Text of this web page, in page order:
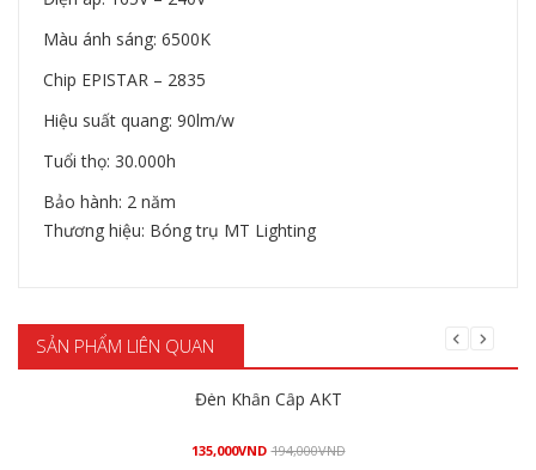
Màu ánh sáng: 6500K
Chip EPISTAR – 2835
Hiệu suất quang: 90lm/w
Tuổi thọ: 30.000h
Bảo hành: 2 năm
Thương hiệu: Bóng trụ MT Lighting
SẢN PHẨM LIÊN QUAN
Đèn Khẩn Cấp AKT
135,000VND 194,000VND